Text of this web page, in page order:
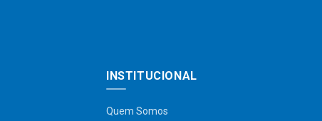
INSTITUCIONAL
Quem Somos